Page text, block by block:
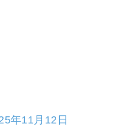
年11月12日